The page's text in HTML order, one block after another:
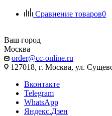
Сравнение товаров0
Ваш город
Москва
order@cc-online.ru
127018, г. Москва, ул.
Вконтакте
Telegram
WhatsApp
Яндекс.Дзен